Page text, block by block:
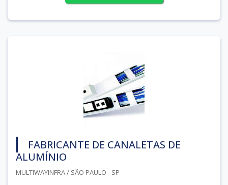
FABRICANTE DE CANALETAS DE
ALUMÍNIO
MULTIWAYINFRA / SÃO PAULO - SP